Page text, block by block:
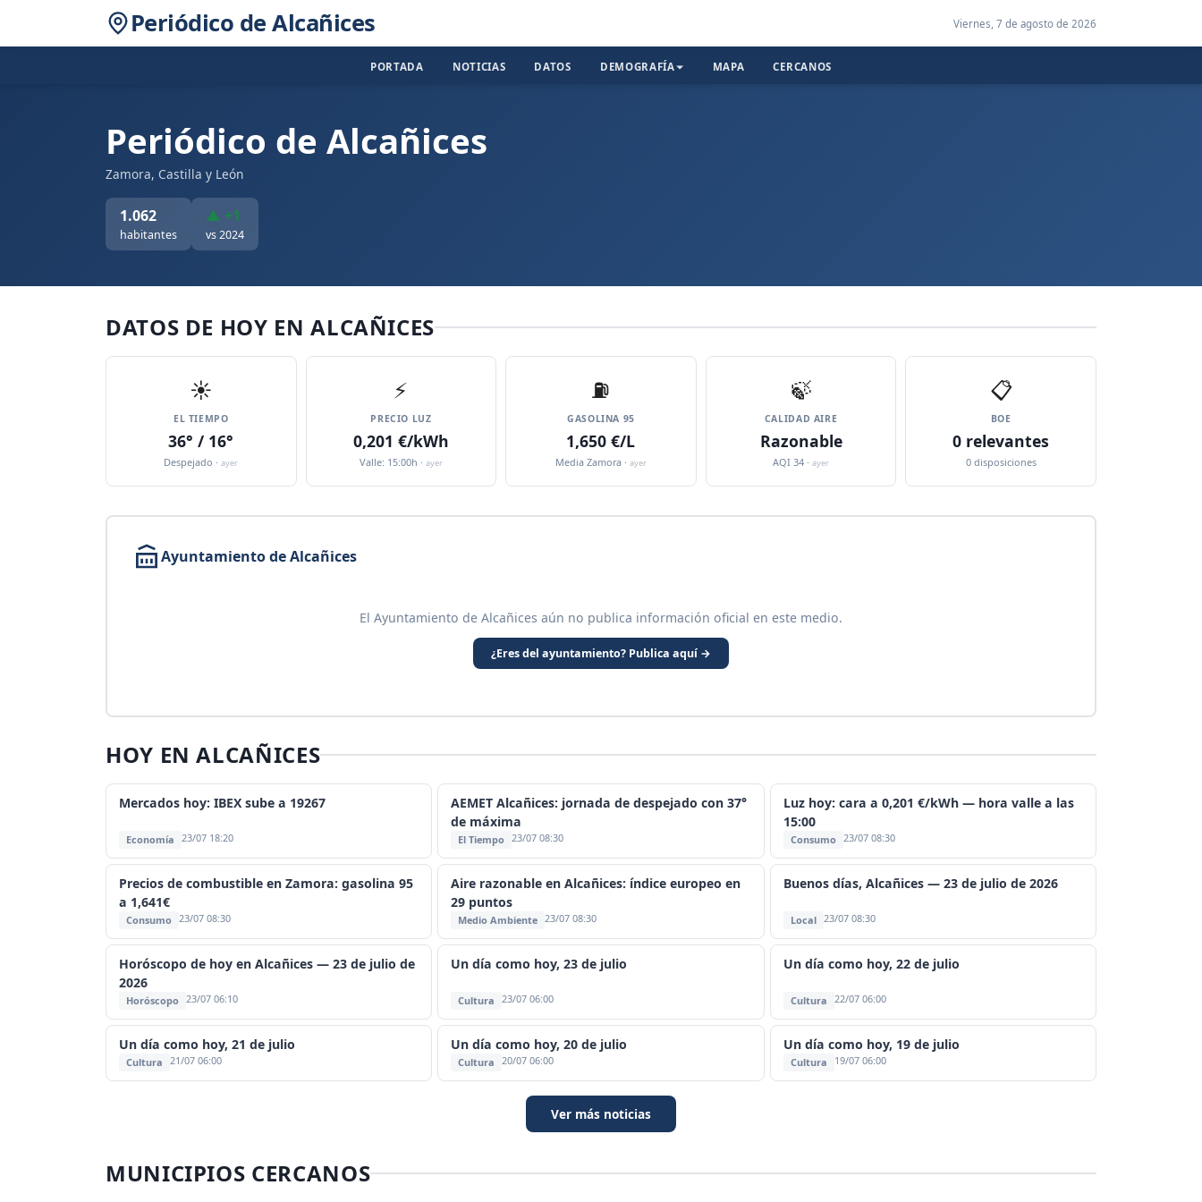
Periódico de Alcañices Viernes, 7 de agosto de 2026
PORTADA NOTICIAS DATOS DEMOGRAFÍA MAPA CERCANOS
Periódico de Alcañices
Zamora, Castilla y León
1.062
habitantes
▲ +1
vs 2024
DATOS DE HOY EN ALCAÑICES
☀️
EL TIEMPO
36° / 16°
Despejado ·ayer
⚡
PRECIO LUZ
0,201 €/kWh
Valle: 15:00h · ayer
⛽️
GASOLINA 95
1,650 €/L
Media Zamora · ayer
🍃
CALIDAD AIRE
Razonable
AQI 34 ·ayer
📋
BOE
0 relevantes
0 disposiciones
Ayuntamiento de Alcañices
El Ayuntamiento de Alcañices aún no publica información oficial en este medio.
¿Eres del ayuntamiento? Publica aquí →
HOY EN ALCAÑICES
Mercados hoy: IBEX sube a 19267
Economía 23/07 18:20
AEMET Alcañices: jornada de despejado con 37°
de máxima
El Tiempo 23/07 08:30
Luz hoy: cara a 0,201 €/kWh — hora valle a las
15:00
Consumo 23/07 08:30
Precios de combustible en Zamora: gasolina 95
a 1,641€
Consumo 23/07 08:30
Aire razonable en Alcañices: índice europeo en
29 puntos
Medio Ambiente 23/07 08:30
Buenos días, Alcañices — 23 de julio de 2026
Local 23/07 08:30
Horóscopo de hoy en Alcañices — 23 de julio de
2026
Horóscopo 23/07 06:10
Un día como hoy, 23 de julio
Cultura 23/07 06:00
Un día como hoy, 22 de julio
Cultura 22/07 06:00
Un día como hoy, 21 de julio
Cultura 21/07 06:00
Un día como hoy, 20 de julio
Cultura 20/07 06:00
Un día como hoy, 19 de julio
Cultura 19/07 06:00
Ver más noticias
MUNICIPIOS CERCANOS